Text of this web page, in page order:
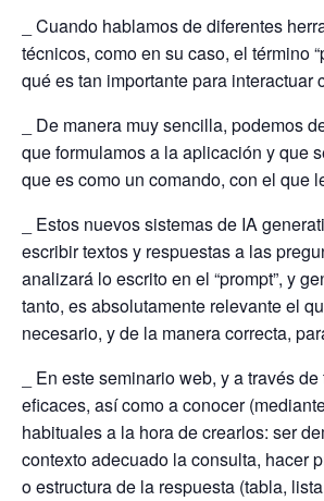
_ Cuando hablamos de diferentes
técnicos, como en su caso, el término
qué es tan importante para
_ De manera muy sencilla, podemos
que formulamos a la aplicación y que
que es como un comando, con el que
_ Estos nuevos sistemas de IA
escribir textos y respuestas a las
analizará lo escrito en el “prompt”, y
tanto, es absolutamente relevante el
necesario, y de la manera correcta,
_ En este seminario web, y a través
eficaces, así como a conocer
habituales a la hora de crearlos: ser
contexto adecuado la consulta, hacer
o estructura de la respuesta (tabla,